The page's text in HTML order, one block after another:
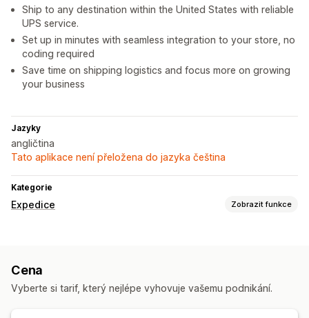
Ship to any destination within the United States with reliable
UPS service.
Set up in minutes with seamless integration to your store, no
coding required
Save time on shipping logistics and focus more on growing
your business
Jazyky
angličtina
Tato aplikace není přeložena do jazyka čeština
Kategorie
Expedice Zobrazit funkce
Ověření adresy
Sazby za dopravu
Cena
Vyberte si tarif, který nejlépe vyhovuje vašemu podnikání.